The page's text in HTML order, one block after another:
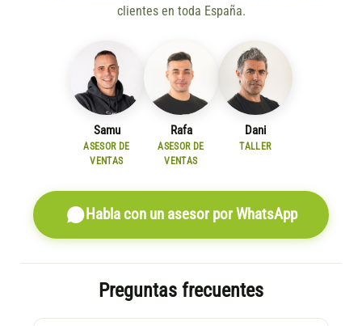
clientes en toda España.
Samu
ASESOR DE
VENTAS
Rafa
ASESOR DE
VENTAS
Dani
TALLER
Habla con un asesor por WhatsApp
Preguntas frecuentes